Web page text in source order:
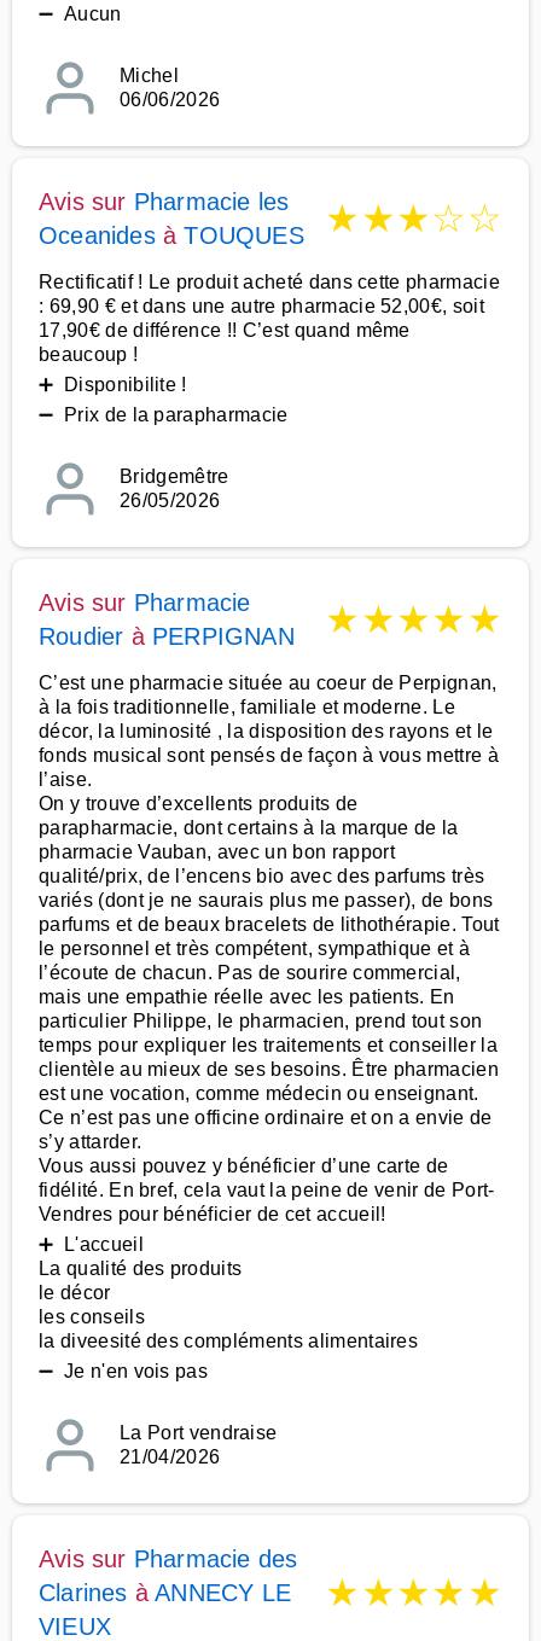
➖ Aucun
Michel
06/06/2026
Avis sur Pharmacie les
OceanidesàTOUQUES ★★★☆☆
Rectificatif ! Le produit acheté dans cette pharmacie
: 69,90 € et dans une autre pharmacie 52,00€, soit
17,90€ de différence !! C’est quand même
beaucoup !
➕ Disponibilite !
➖ Prix de la parapharmacie
Bridgemêtre
26/05/2026
Avis sur Pharmacie
Roudier à PERPIGNAN ★★★★★
C’est une pharmacie située au coeur de Perpignan,
à la fois traditionnelle, familiale et moderne. Le
décor, la luminosité , la disposition des rayons et le
fonds musical sont pensés de façon à vous mettre à
l’aise.
On y trouve d’excellents produits de
parapharmacie, dont certains à la marque de la
pharmacie Vauban, avec un bon rapport
qualité/prix, de l’encens bio avec des parfums très
variés (dont je ne saurais plus me passer), de bons
parfums et de beaux bracelets de lithothérapie. Tout
le personnel et très compétent, sympathique et à
l’écoute de chacun. Pas de sourire commercial,
mais une empathie réelle avec les patients. En
particulier Philippe, le pharmacien, prend tout son
temps pour expliquer les traitements et conseiller la
clientèle au mieux de ses besoins. Être pharmacien
est une vocation, comme médecin ou enseignant.
Ce n’est pas une officine ordinaire et on a envie de
s’y attarder.
Vous aussi pouvez y bénéficier d’une carte de
fidélité. En bref, cela vaut la peine de venir de Port-
Vendres pour bénéficier de cet accueil!
➕ L'accueil
La qualité des produits
le décor
les conseils
la diveesité des compléments alimentaires
➖ Je n'en vois pas
La Port vendraise
21/04/2026
Avis sur Pharmacie des
Clarines àANNECY LE
VIEUX
★★★★★